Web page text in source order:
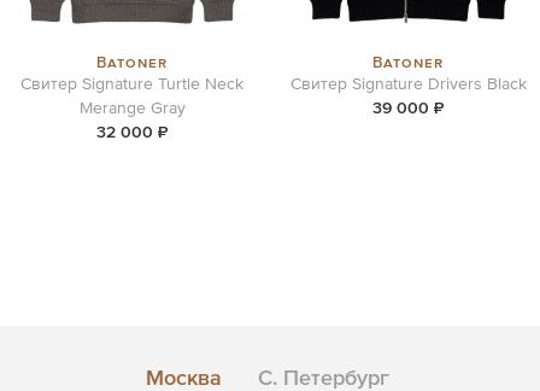
Batoner
Свитер Signature Turtle Neck
Merange Gray
32 000 ₽
Batoner
Свитер Signature Drivers Black
39 000 ₽
Москва С. Петербург